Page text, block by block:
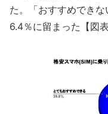
た。「おすすめでき
6.4％に留まった【図表